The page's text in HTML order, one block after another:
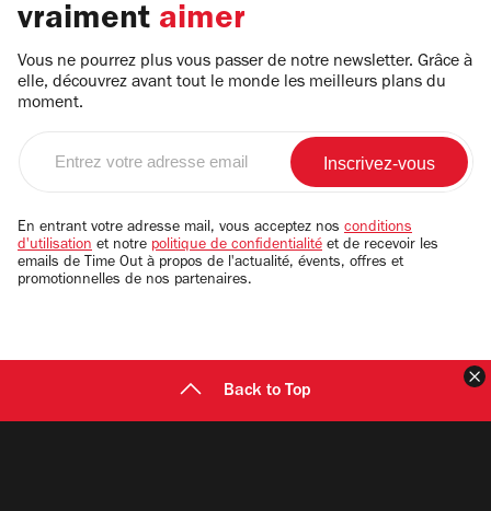
vraiment aimer
Vous ne pourrez plus vous passer de notre newsletter. Grâce à
elle, découvrez avant tout le monde les meilleurs plans du
moment.
email
En entrant votre adresse mail, vous acceptez nos conditions
d'utilisation et notre politique de confidentialité et de recevoir les
emails de Time Out à propos de l'actualité, évents, offres et
promotionnelles de nos partenaires.
Back to Top